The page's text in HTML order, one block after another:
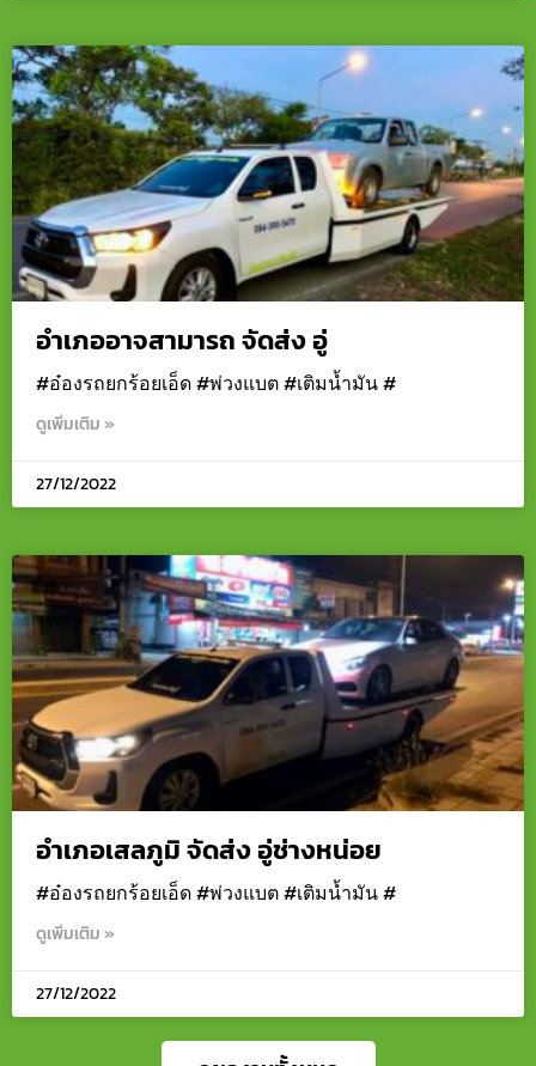
อำเภออาจสามารถ จัดส่ง อู่
#อ๋องรถยกร้อยเอ็ด #พ่วงแบต #เติมน้ำมัน #
ดูเพิ่มเติม »
27/12/2022
อำเภอเสลภูมิ จัดส่ง อู่ช่างหน่อย
#อ๋องรถยกร้อยเอ็ด #พ่วงแบต #เติมน้ำมัน #
ดูเพิ่มเติม »
27/12/2022